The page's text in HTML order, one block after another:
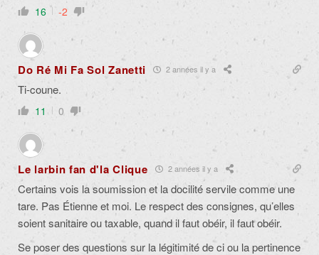
16 -2
Do Ré Mi Fa Sol Zanetti 2 années il y a
Ti-coune.
11 0
Le larbin fan d'la Clique 2 années il y a
Certains vois la soumission et la docilité servile comme une
tare. Pas Étienne et moi. Le respect des consignes, qu’elles
soient sanitaire ou taxable, quand il faut obéir, il faut obéir.
Se poser des questions sur la légitimité de ci ou la pertinence